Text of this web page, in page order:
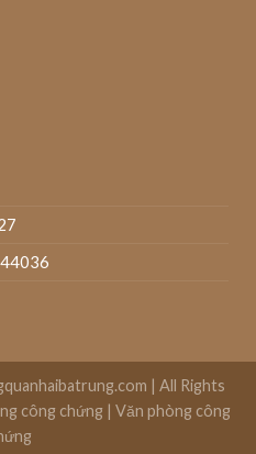
| All Rights
công chứng | Văn phòng công